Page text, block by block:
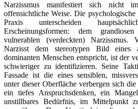
Narzissmus manifestiert sich nicht
offensichtliche Weise. Die
Praxis unterscheiden
Erscheinungsformen: dem
vulnerablen (verdeckten) Narzissmus.
Narzisst dem stereotypen Bild eines
dominanten Menschen entspricht, ist der
schwieriger zu identifizieren. Seine
Fassade ist die eines sensiblen,
unter dieser Oberfläche verbergen sich
ein tiefes Anspruchsdenken, ein
unstillbares Bedürfnis, im Mittelpunkt